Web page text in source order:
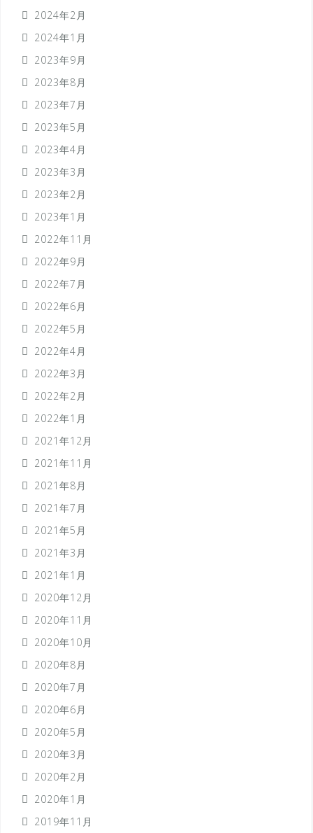
2024年2月
2024年1月
2023年9月
2023年8月
2023年7月
2023年5月
2023年4月
2023年3月
2023年2月
2023年1月
2022年11月
2022年9月
2022年7月
2022年6月
2022年5月
2022年4月
2022年3月
2022年2月
2022年1月
2021年12月
2021年11月
2021年8月
2021年7月
2021年5月
2021年3月
2021年1月
2020年12月
2020年11月
2020年10月
2020年8月
2020年7月
2020年6月
2020年5月
2020年3月
2020年2月
2020年1月
2019年11月